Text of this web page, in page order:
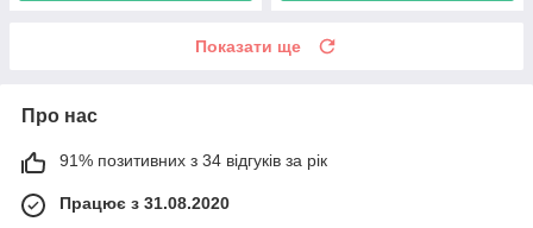
Показати ще
Про нас
91% позитивних з 34 відгуків за рік
Працює з 31.08.2020